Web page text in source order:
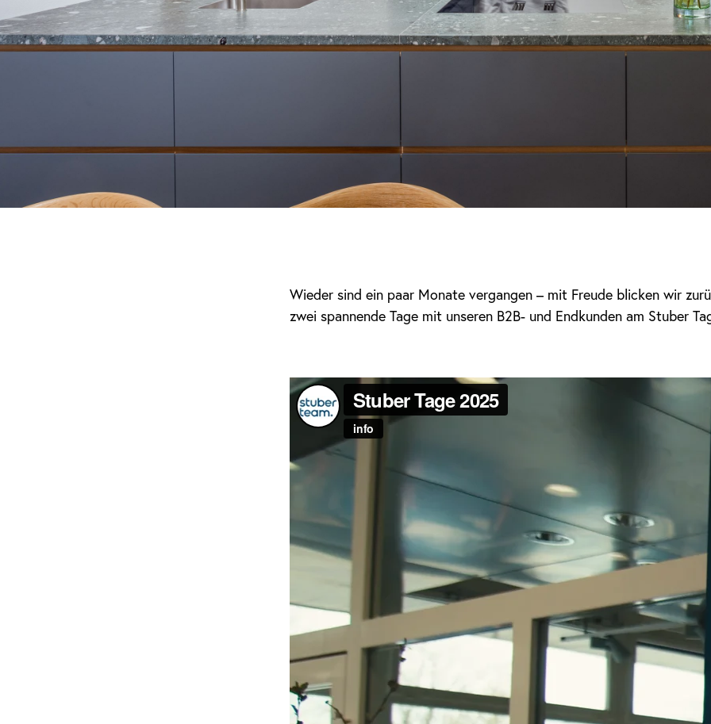
Wieder sind ein paar Monate vergangen – mit Freude blicken wir
zwei spannende Tage mit unseren B2B- und Endkunden am Stuber